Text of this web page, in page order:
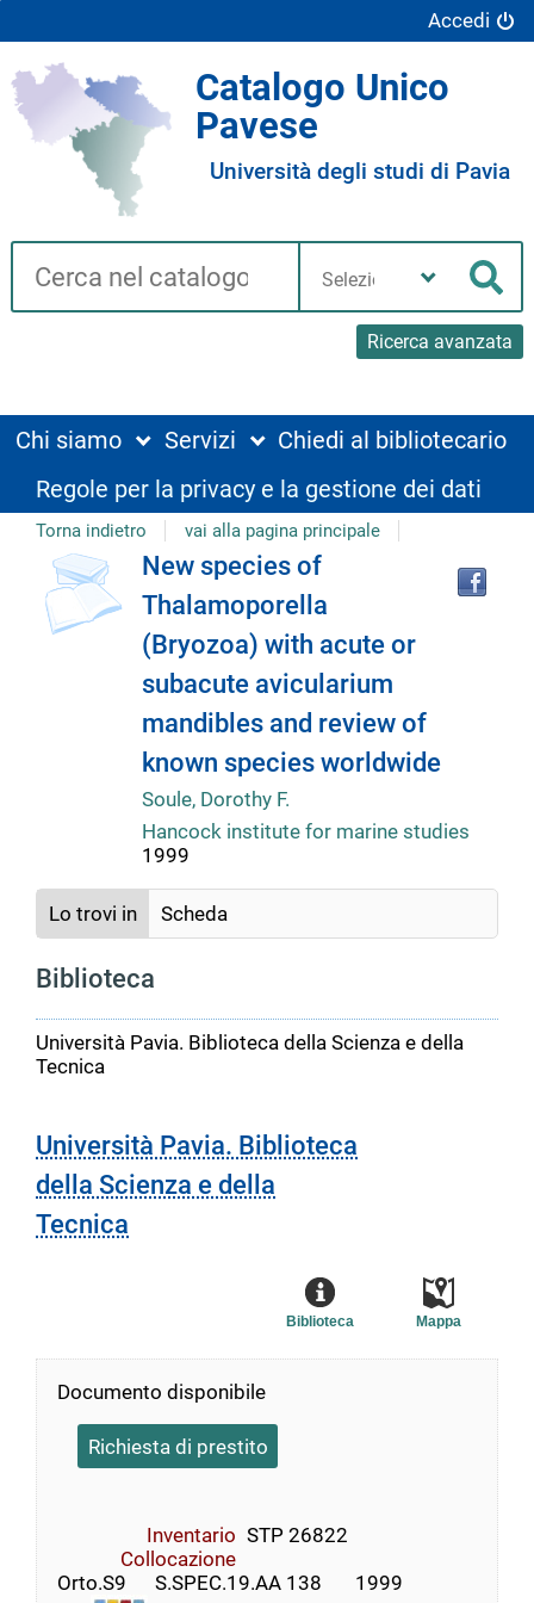
Accedi
Catalogo Unico
Pavese
Università degli studi di Pavia
Cerca su "Catalogo"
Ricerca avanzata
biblioteca
Chi siamo Servizi
Chiedi al bibliotecario
Regole per la privacy e la gestione dei dati
Torna indietro vai alla pagina principale
Dettaglio
del
documento
copertina
New species of
Thalamoporella
(Bryozoa) with acute or
subacute avicularium
mandibles and review of
known species worldwide
Soule, Dorothy F.
Hancock institute for marine studies
1999
Lo trovi in Scheda
Biblioteca
Università Pavia. Biblioteca della Scienza e della
Tecnica
Università Pavia. Biblioteca
della Scienza e della
Tecnica
Mappa
Biblioteca
Documento disponibile
Richiesta di prestito
Inventario STP 26822
Collocazione
Orto.S9      S.SPEC.19.AA 138       1999